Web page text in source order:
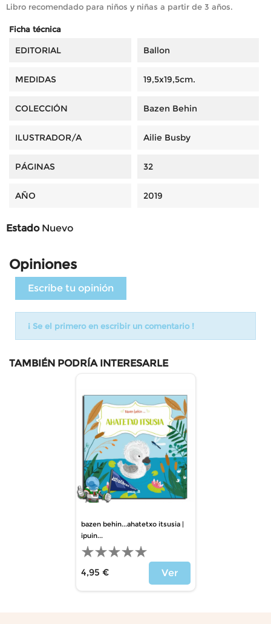
Libro recomendado para niños y niñas a partir de 3 años.
Ficha técnica
EDITORIAL Ballon
MEDIDAS 19,5x19,5cm.
COLECCIÓN Bazen Behin
ILUSTRADOR/A Ailie Busby
PÁGINAS 32
AÑO 2019
Estado Nuevo
Opiniones
Escribe tu opinión
¡ Se el primero en escribir un comentario !
TAMBIÉN PODRÍA INTERESARLE
bazen behin...ahatetxo itsusia |
ipuin...
4,95 €
Ver